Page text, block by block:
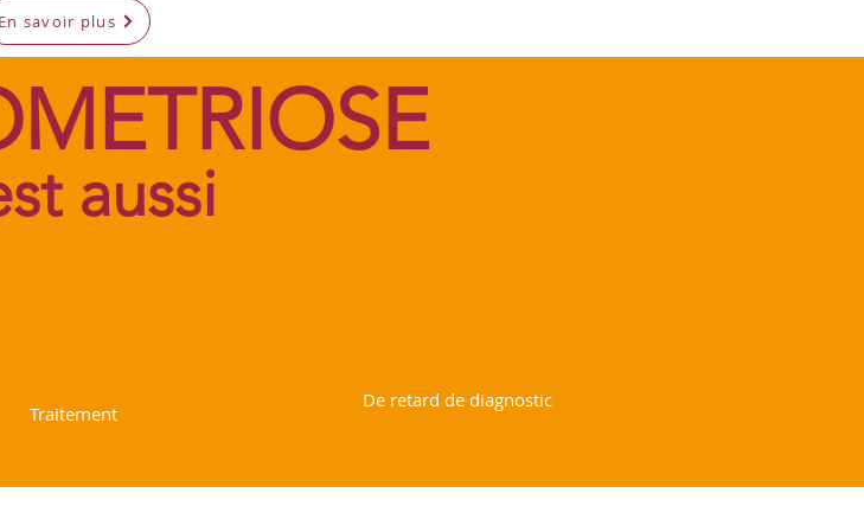
En savoir plus
aussi
Traitement
De retard de diagnostic